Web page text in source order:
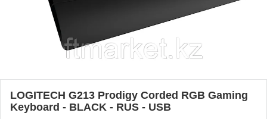
LOGITECH G213 Prodigy Corded RGB Gaming
Keyboard - BLACK - RUS - USB